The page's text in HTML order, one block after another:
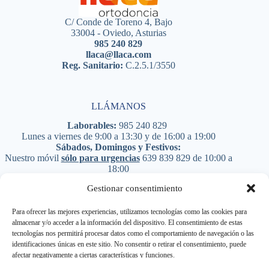
Gestionar consentimiento
Para ofrecer las mejores experiencias, utilizamos tecnologías como las cookies para
almacenar y/o acceder a la información del dispositivo. El consentimiento de estas
tecnologías nos permitirá procesar datos como el comportamiento de navegación o las
identificaciones únicas en este sitio. No consentir o retirar el consentimiento, puede
afectar negativamente a ciertas características y funciones.
C/ Conde de Toreno 4, Bajo
33004 - Oviedo, Asturias
985 240 829
llaca@llaca.com
Reg. Sanitario: C.2.5.1/3550
LLÁMANOS
Laborables: 985 240 829
Lunes a viernes de 9:00 a 13:30 y de 16:00 a 19:00
Sábados, Domingos y Festivos:
Nuestro móvil sólo para urgencias 639 839 829de 10:00 a
18:00
Síguenos en RRSS